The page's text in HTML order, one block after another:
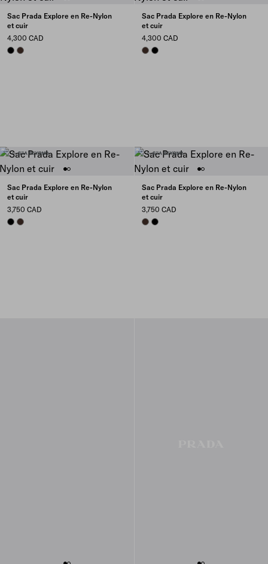
Sac Prada Explore en Re-Nylon
et cuir
4,300 CAD
BLACKSIENNA
Sac Prada Explore en Re-Nylon
et cuir
4,300 CAD
SIENNABLACK
Sac Prada Explore en Re-Nylon
et cuir
3,750 CAD
BLACKSIENNA
Sac Prada Explore en Re-Nylon
et cuir
3,750 CAD
SIENNABLACK